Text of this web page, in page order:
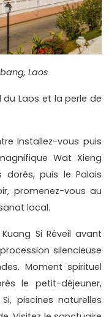
Laos
Laos et la perle de
Installez-vous puis
Wat Xieng
puis le Palais
promenez-vous au
local.
Si Réveil avant
silencieuse
Moment spirituel
le petit-déjeuner,
piscines naturelles